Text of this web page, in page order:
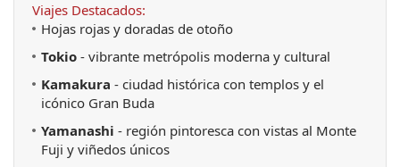
Viajes Destacados:
Hojas rojas y doradas de otoño
Tokio - vibrante metrópolis moderna y cultural
Kamakura - ciudad histórica con templos y el
icónico Gran Buda
Yamanashi - región pintoresca con vistas al Monte
Fuji y viñedos únicos